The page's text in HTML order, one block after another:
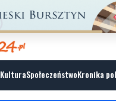
KulturaSpołeczeństwoKronika